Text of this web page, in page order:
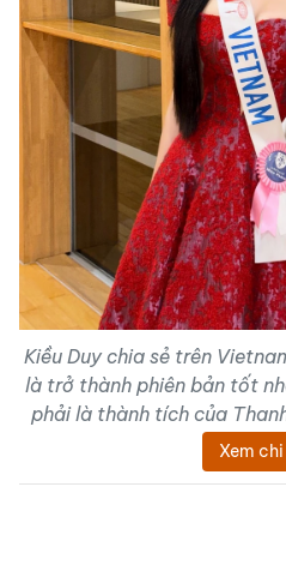
Kiều Duy chia sẻ trên
là trở thành phiên bản tốt
phải là thành tích của
Xem